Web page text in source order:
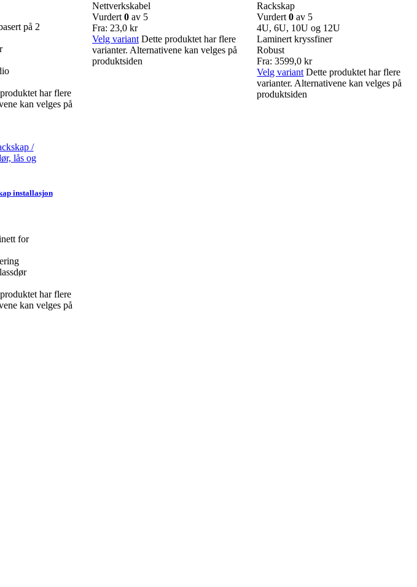
på 2
har flere
kan velges på
Nettverkskabel
Vurdert 0 av 5
Fra: 23,0 kr
Velg variant Dette produktet har flere
varianter. Alternativene kan velges på
produktsiden
Rackskap
Vurdert0 av 5
4U, 6U, 10U og 12U
Laminert kryssfiner
Robust
Fra:3599,0kr
Velg variant Dette produktet har flere
varianter. Alternativene kan velges på
produktsiden
installasjon
for
har flere
kan velges på